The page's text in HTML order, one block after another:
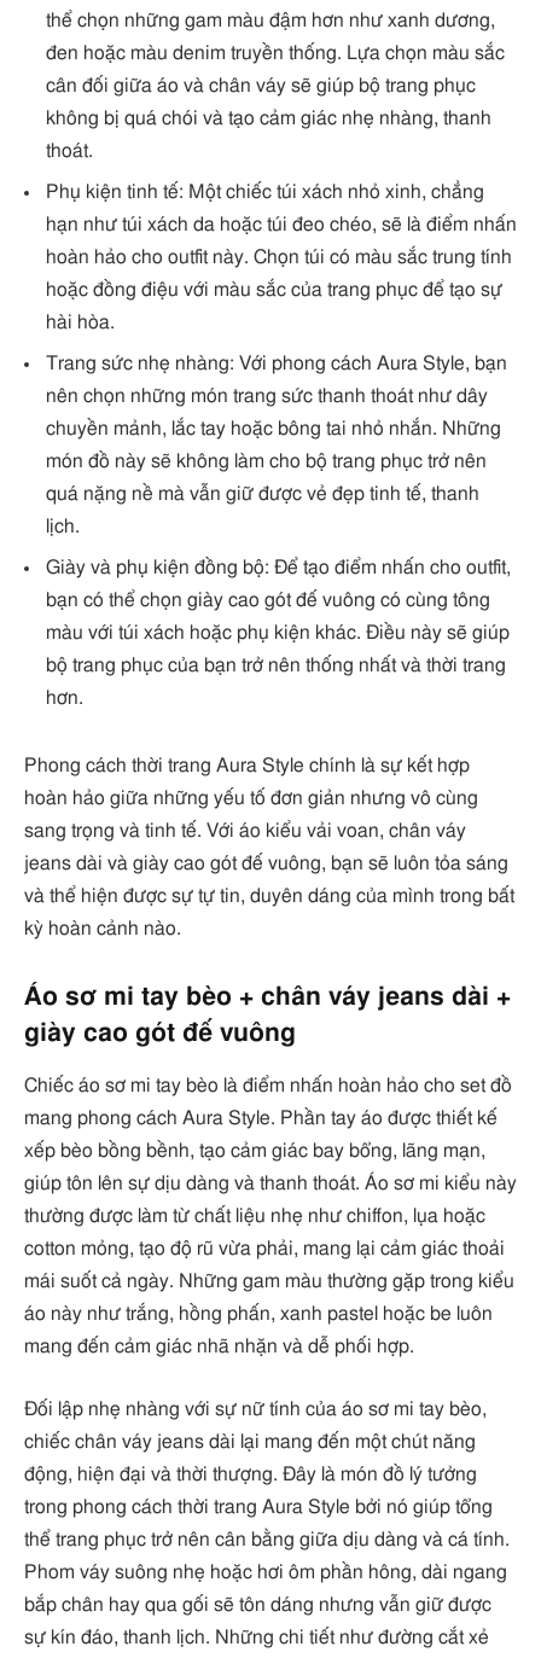
thể chọn những gam màu đậm hơn như xanh dương,
đen hoặc màu denim truyền thống. Lựa chọn màu sắc
cân đối giữa áo và chân váy sẽ giúp bộ trang phục
không bị quá chói và tạo cảm giác nhẹ nhàng, thanh
thoát.
Phụ kiện tinh tế: Một chiếc túi xách nhỏ xinh, chẳng
hạn như túi xách da hoặc túi đeo chéo, sẽ là điểm nhấn
hoàn hảo cho outfit này. Chọn túi có màu sắc trung tính
hoặc đồng điệu với màu sắc của trang phục để tạo sự
hài hòa.
Trang sức nhẹ nhàng: Với phong cách Aura Style, bạn
nên chọn những món trang sức thanh thoát như dây
chuyền mảnh, lắc tay hoặc bông tai nhỏ nhắn. Những
món đồ này sẽ không làm cho bộ trang phục trở nên
quá nặng nề mà vẫn giữ được vẻ đẹp tinh tế, thanh
lịch.
Giày và phụ kiện đồng bộ: Để tạo điểm nhấn cho outfit,
bạn có thể chọn giày cao gót đế vuông có cùng tông
màu với túi xách hoặc phụ kiện khác. Điều này sẽ giúp
bộ trang phục của bạn trở nên thống nhất và thời trang
hơn.
Phong cách thời trang Aura Style chính là sự kết hợp
hoàn hảo giữa những yếu tố đơn giản nhưng vô cùng
sang trọng và tinh tế. Với áo kiểu vải voan, chân váy
jeans dài và giày cao gót đế vuông, bạn sẽ luôn tỏa sáng
và thể hiện được sự tự tin, duyên dáng của mình trong bất
kỳ hoàn cảnh nào.
Áo sơ mi tay bèo + chân váy jeans dài +
giày cao gót đế vuông
Chiếc áo sơ mi tay bèo là điểm nhấn hoàn hảo cho set đồ
mang phong cách Aura Style. Phần tay áo được thiết kế
xếp bèo bồng bềnh, tạo cảm giác bay bổng, lãng mạn,
giúp tôn lên sự dịu dàng và thanh thoát. Áo sơ mi kiểu này
thường được làm từ chất liệu nhẹ như chiffon, lụa hoặc
cotton mỏng, tạo độ rũ vừa phải, mang lại cảm giác thoải
mái suốt cả ngày. Những gam màu thường gặp trong kiểu
áo này như trắng, hồng phấn, xanh pastel hoặc be luôn
mang đến cảm giác nhã nhặn và dễ phối hợp.
Đối lập nhẹ nhàng với sự nữ tính của áo sơ mi tay bèo,
chiếc chân váy jeans dài lại mang đến một chút năng
động, hiện đại và thời thượng. Đây là món đồ lý tưởng
trong phong cách thời trang Aura Style bởi nó giúp tổng
thể trang phục trở nên cân bằng giữa dịu dàng và cá tính.
Phom váy suông nhẹ hoặc hơi ôm phần hông, dài ngang
bắp chân hay qua gối sẽ tôn dáng nhưng vẫn giữ được
sự kín đáo, thanh lịch. Những chi tiết như đường cắt xẻ